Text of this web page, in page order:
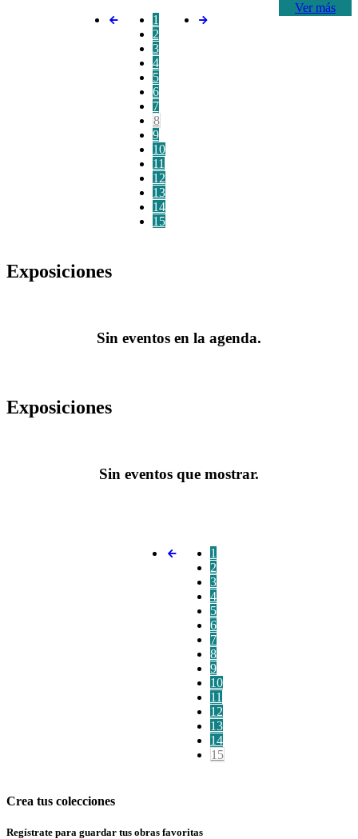
Ver más
1
2
3
4
5
6
7
8
9
10
11
12
13
14
15
Exposiciones
Sin eventos en la agenda.
Exposiciones
Sin eventos que mostrar.
1
2
3
4
5
6
7
8
9
10
11
12
13
14
15
Crea tus colecciones
Regístrate para guardar tus obras favoritas